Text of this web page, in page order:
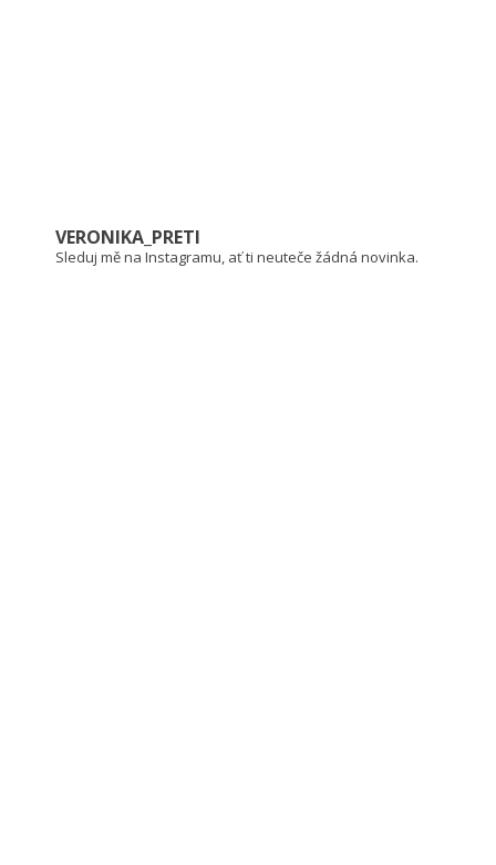
VERONIKA_PRETI
Sleduj mě na Instagramu, ať ti neuteče žádná novinka.